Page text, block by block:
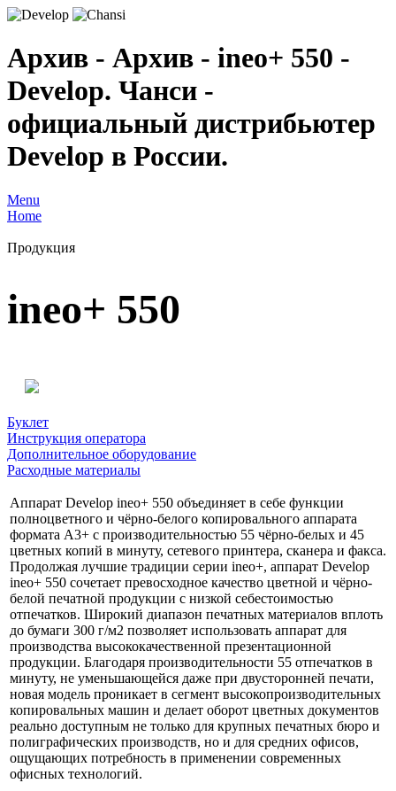
Архив - Архив - ineo+ 550 -
Develop. Чанси -
официальный дистрибьютер
Develop в России.
Menu
Home
Продукция
ineo+ 550
Буклет
Инструкция оператора
Дополнительное оборудование
Расходные материалы
Аппарат Develop ineo+ 550 объединяет в себе функции
полноцветного и чёрно-белого копировального аппарата
формата A3+ с производительностью 55 чёрно-белых и 45
цветных копий в минуту, сетевого принтера, сканера и факса.
Продолжая лучшие традиции серии ineo+, аппарат Develop
ineo+ 550 сочетает превосходное качество цветной и чёрно-
белой печатной продукции с низкой себестоимостью
отпечатков. Широкий диапазон печатных материалов вплоть
до бумаги 300 г/м2 позволяет использовать аппарат для
производства высококачественной презентационной
продукции. Благодаря производительности 55 отпечатков в
минуту, не уменьшающейся даже при двусторонней печати,
новая модель проникает в сегмент высокопроизводительных
копировальных машин и делает оборот цветных документов
реально доступным не только для крупных печатных бюро и
полиграфических производств, но и для средних офисов,
ощущающих потребность в применении современных
офисных технологий.